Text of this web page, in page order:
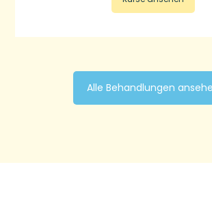
Alle Behandlungen